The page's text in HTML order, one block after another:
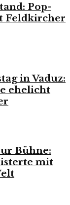
Pop-
Feldkircher
in Vaduz:
ehelicht
Bühne:
mit